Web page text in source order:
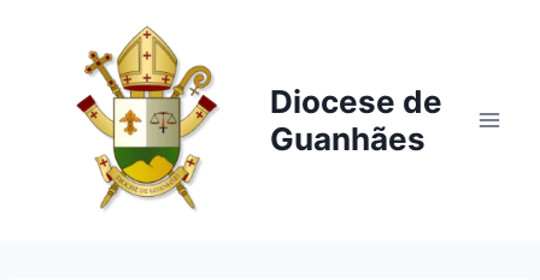
Conteúdo
Diocese de
Guanhães